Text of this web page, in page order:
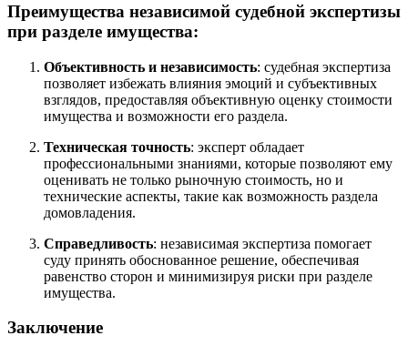
Преимущества независимой судебной экспертизы
при разделе имущества:
Объективность и независимость: судебная экспертиза
позволяет избежать влияния эмоций и субъективных
взглядов, предоставляя объективную оценку стоимости
имущества и возможности его раздела.
Техническая точность: эксперт обладает
профессиональными знаниями, которые позволяют ему
оценивать не только рыночную стоимость, но и
технические аспекты, такие как возможность раздела
домовладения.
Справедливость: независимая экспертиза помогает
суду принять обоснованное решение, обеспечивая
равенство сторон и минимизируя риски при разделе
имущества.
Заключение